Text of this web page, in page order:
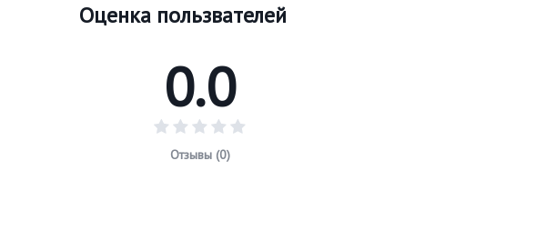
Оценка пользвателей
0.0
Отзывы (0)